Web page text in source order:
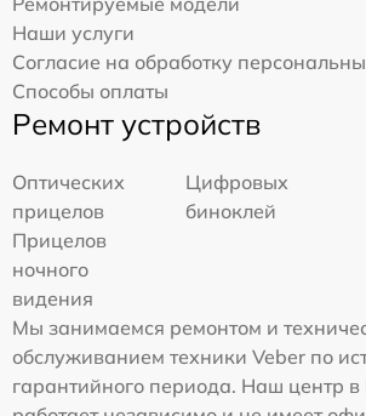
Наши услуги
Согласие на обработку
Способы оплаты
Ремонт устройств
Оптических
прицелов
Цифровых
биноклей
Прицелов
ночного
видения
Мы занимаемся ремонтом и
обслуживанием техники Veber по
гарантийного периода. Наш центр